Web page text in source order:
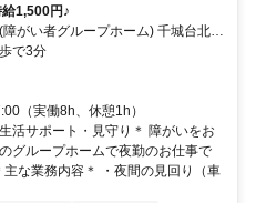
1,500円♪
がい者グループホーム) 千城台北第
で3分
（実働8h、休憩1h）
活サポート・見守り＊ 障がいをお
グループホームで夜勤のお仕事で
な業務内容＊ ・夜間の見回り（車